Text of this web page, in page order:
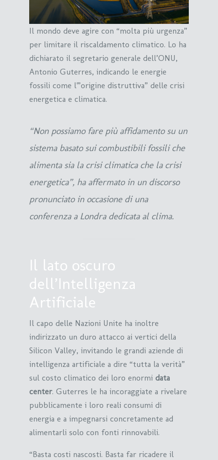
Il mondo deve agire con “molta più urgenza”
per limitare il riscaldamento climatico. Lo ha
dichiarato il segretario generale dell’ONU,
Antonio Guterres, indicando le energie
fossili come l'”origine distruttiva” delle crisi
energetica e climatica.
“Non possiamo fare più affidamento su un
sistema basato sui combustibili fossili che
alimenta sia la crisi climatica che la crisi
energetica”, ha affermato in un discorso
pronunciato in occasione di una
conferenza a Londra dedicata al clima.
Il lato oscuro
dell’Intelligenza
Artificiale
Il capo delle Nazioni Unite ha inoltre
indirizzato un duro attacco ai vertici della
Silicon Valley, invitando le grandi aziende di
intelligenza artificiale a dire “tutta la verità”
sul costo climatico dei loro enormi data
center. Guterres le ha incoraggiate a rivelare
pubblicamente i loro reali consumi di
energia e a impegnarsi concretamente ad
alimentarli solo con fonti rinnovabili.
“Basta costi nascosti. Basta far ricadere il